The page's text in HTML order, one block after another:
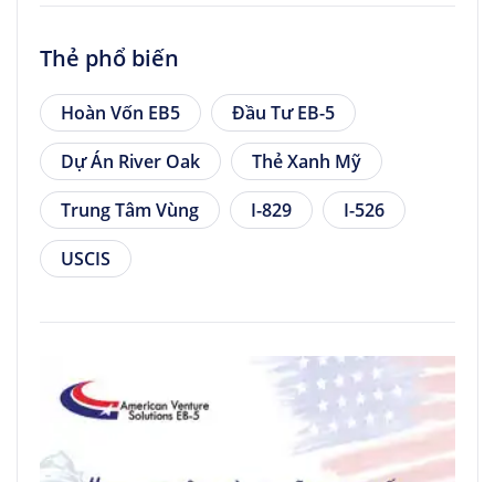
Thẻ phổ biến
Hoàn Vốn EB5
Đầu Tư EB-5
Dự Án River Oak
Thẻ Xanh Mỹ
Trung Tâm Vùng
I-829
I-526
USCIS